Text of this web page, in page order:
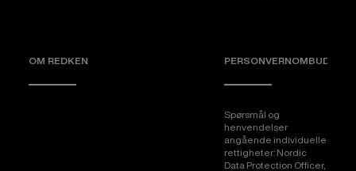
OM REDKEN PERSONVERNOMBUD
Spørsmål og
henvendelser
angående individuelle
rettigheter: Nordic
Data Protection Officer,